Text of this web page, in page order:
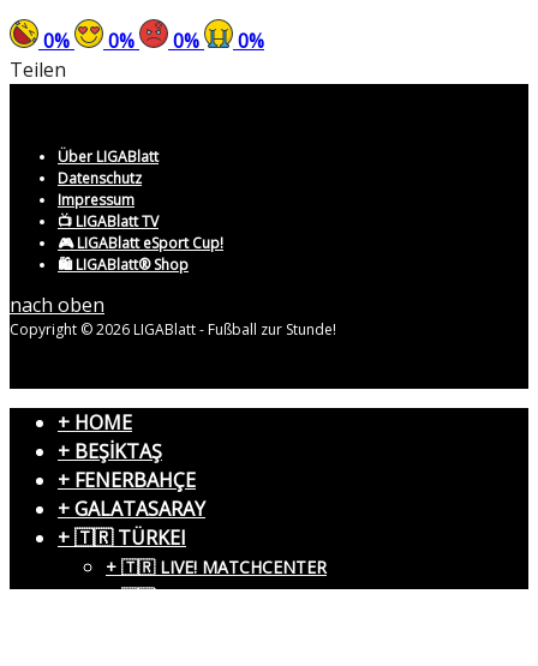
0% 0% 0% 0%
Teilen
Über LIGABlatt
Datenschutz
Impressum
📺 LIGABlatt TV
🎮 LIGABlatt eSport Cup!
🛍️ LIGABlatt® Shop
nach oben
Copyright © 2026 LIGABlatt - Fußball zur Stunde!
+ HOME
+ BEŞİKTAŞ
+ FENERBAHÇE
+ GALATASARAY
+ 🇹🇷 TÜRKEI
+ 🇹🇷 LIVE! MATCHCENTER
+ 🇹🇷 LIVE! TRANSFERCENTER